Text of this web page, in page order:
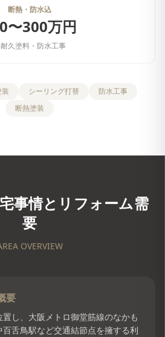
断熱・防水込
〜300万円
久塗料・防水工事
シーリング打替
防水工事
断熱塗装
事情とリフォーム需
要
OVERVIEW
要
し、大阪メトロ御堂筋線のなかも
舌鳥駅など交通結節点を擁する利